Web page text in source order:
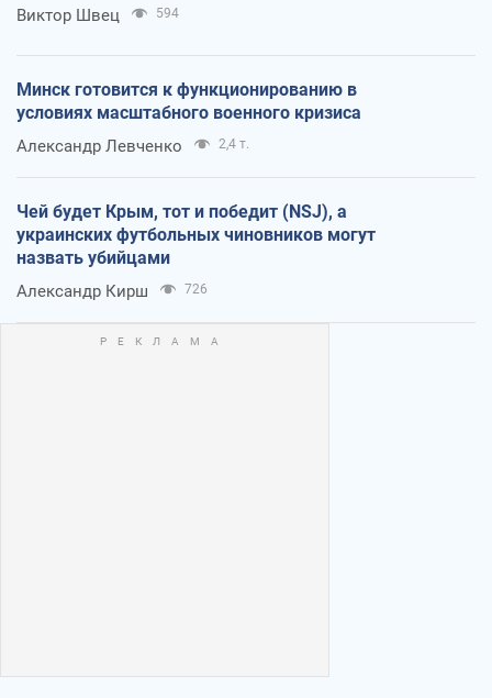
Виктор Швец 594
Минск готовится к функционированию в
условиях масштабного военного кризиса
Александр Левченко 2,4 т.
Чей будет Крым, тот и победит (NSJ), а
украинских футбольных чиновников могут
назвать убийцами
Александр Кирш 726